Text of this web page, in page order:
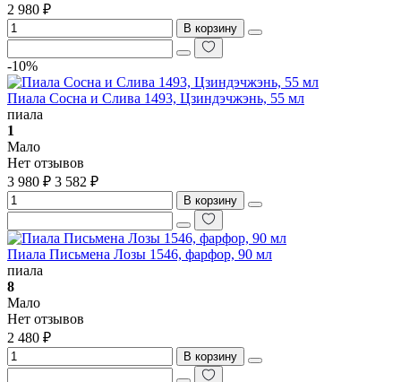
2 980 ₽
В корзину
-10%
Пиала Сосна и Слива 1493, Цзиндэчжэнь, 55 мл
пиала
1
Мало
Нет отзывов
3 980 ₽ 3 582 ₽
В корзину
Пиала Письмена Лозы 1546, фарфор, 90 мл
пиала
8
Мало
Нет отзывов
2 480 ₽
В корзину